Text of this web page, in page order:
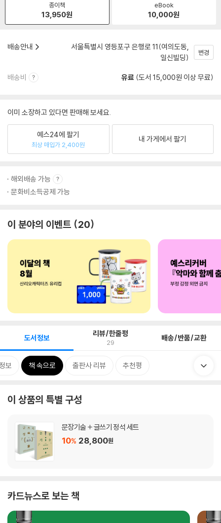
종이책
13,950원
eBook
10,000원
배송안내
서울특별시 영등포구 은행로 11(여의도동,
일신빌딩)
변경
배송비 유료 (도서 15,000원 이상 무료)
이미 소장하고 있다면 판매해 보세요.
예스24에 팔기
최상 매입가 2,400원
내 가게에서 팔기
해외배송 가능
문화비소득공제 가능
이 분야의 이벤트 20
도서정보 리뷰/한줄평
29 배송/반품/교환
보 책 속으로 출판사 리뷰 추천평
이 상품의 특별 구성
문장기술 + 글쓰기 정석 세트
10% 28,800원
카드뉴스로 보는 책